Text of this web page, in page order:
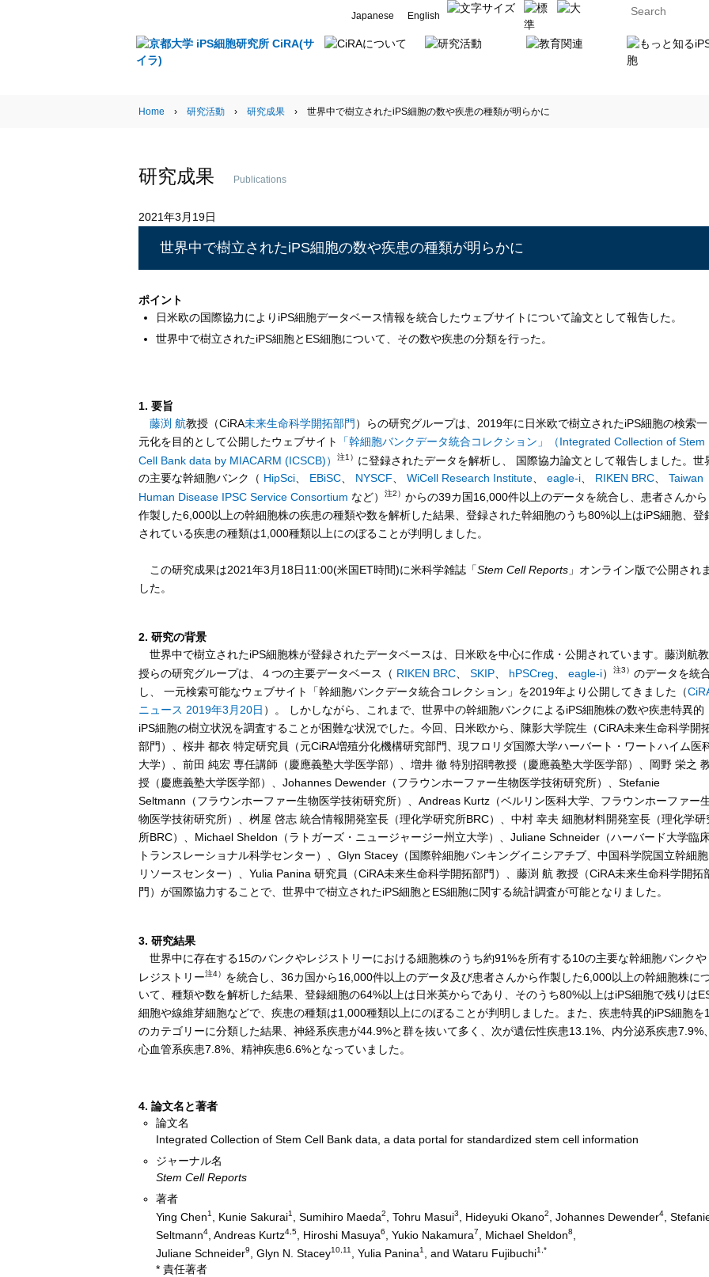
Japanese English
Home › 研究活動› 研究成果› 世界中で樹立されたiPS細胞の数や疾患の種類が明らかに
研究成果 Publications
2021年3月19日
世界中で樹立されたiPS細胞の数や疾患の種類が明らかに
ポイント
日米欧の国際協力によりiPS細胞データベース情報を統合したウェブサイトについて論文として報告した。
世界中で樹立されたiPS細胞とES細胞について、その数や疾患の分類を行った。
1. 要旨
藤渕 航教授（CiRA未来生命科学開拓部門 ）らの研究グループは、2019年に日米欧で樹立されたiPS細胞の検索一
元化を目的として公開したウェブサイト
「幹細胞バンクデータ統合コレクション」（Integrated Collection of Stem
Cell Bank data by MIACARM (ICSCB)）
注1）
に登録されたデータを解析し、 国際協力論文として報告しました。世
の主要な幹細胞バンク（ HipSci、 EBiSC、 NYSCF、 WiCell Research Institute、 eagle-i、 RIKEN BRC、 Taiwan
Human Disease IPSC Service Consortium など） 注2） からの39カ国16,000件以上のデータを統合し、患者さんから
作製した6,000以上の幹細胞株の疾患の種類や数を解析した結果、登録された幹細胞のうち80%以上はiPS細胞、登
されている疾患の種類は1,000種類以上にのぼることが判明しました。
この研究成果は2021年3月18日11:00(米国ET時間)に米科学雑誌「Stem Cell Reports」オンライン版で公開されま
した。
2. 研究の背景
世界中で樹立されたiPS細胞株が登録されたデータベースは、日米欧を中心に作成・公開されています。藤渕航教
授らの研究グループは、４つの主要データベース（ RIKEN BRC、 SKIP、 hPSCreg eagle-i） 注3） のデータを統
し、 一元検索可能なウェブサイト「幹細胞バンクデータ統合コレクション」を2019年より公開してきました（
ニュース 2019年3月20日 ）。 しかしながら、これまで、世界中の幹細胞バンクによるiPS細胞株の数や疾患特異的
iPS細胞の樹立状況を調査することが困難な状況でした。今回、日米欧から、陳影大学院生（CiRA未来生命科学開
部門）、桜井 都衣 特定研究員（元CiRA増殖分化機構研究部門、現フロリダ国際大学ハーバート・ワートハイム医
大学）、前田 純宏 専任講師（慶應義塾大学医学部）、増井 徹 特別招聘教授（慶應義塾大学医学部）、岡野 栄之
授（慶應義塾大学医学部）、Johannes Dewender（フラウンホーファー生物医学技術研究所）、Stefanie
Seltmann（フラウンホーファー生物医学技術研究所）、Andreas Kurtz（ベルリン医科大学、フラウンホーファー
物医学技術研究所）、桝屋 啓志 統合情報開発室長（理化学研究所BRC）、中村 幸夫 細胞材料開発室長（理化学研
所BRC）、Michael Sheldon（ラトガーズ・ニュージャージー州立大学）、Juliane Schneider（ハーバード大学臨
トランスレーショナル科学センター）、Glyn Stacey（国際幹細胞バンキングイニシアチブ、中国科学院国立幹細胞
リソースセンター）、Yulia Panina 研究員（CiRA未来生命科学開拓部門）、藤渕 航 教授（CiRA未来生命科学開拓
門）が国際協力することで、世界中で樹立されたiPS細胞とES細胞に関する統計調査が可能となりました。
3. 研究結果
世界中に存在する15のバンクやレジストリーにおける細胞株のうち約91%を所有する10の主要な幹細胞バンクや
レジストリー注4）
を統合し、36カ国から16,000件以上のデータ及び患者さんから作製した6,000以上の幹細胞株に
いて、種類や数を解析した結果、登録細胞の64%以上は日米英からであり、そのうち80%以上はiPS細胞で残りは
細胞や線維芽細胞などで、疾患の種類は1,000種類以上にのぼることが判明しました。また、疾患特異的iPS細胞を
のカテゴリーに分類した結果、神経系疾患が44.9%と群を抜いて多く、次が遺伝性疾患13.1%、内分泌系疾患7.9%、
心血管系疾患7.8%、精神疾患6.6%となっていました。
4. 論文名と著者
論文名
Integrated Collection of Stem Cell Bank data, a data portal for standardized stem cell information
ジャーナル名
Stem Cell Reports
著者
Ying Chen1 , Kunie Sakurai1 , Sumihiro Maeda2 , Tohru Masui3 , Hideyuki Okano2 , Johannes Dewender4
,
Seltmann4 , Andreas Kurtz4,5 , Hiroshi Masuya6 , Yukio Nakamura7 , Michael Sheldon8
Juliane Schneider9 , Glyn N. Stacey10,11 , Yulia Panina1 , and Wataru Fujibuchi1,*
* 責任著者